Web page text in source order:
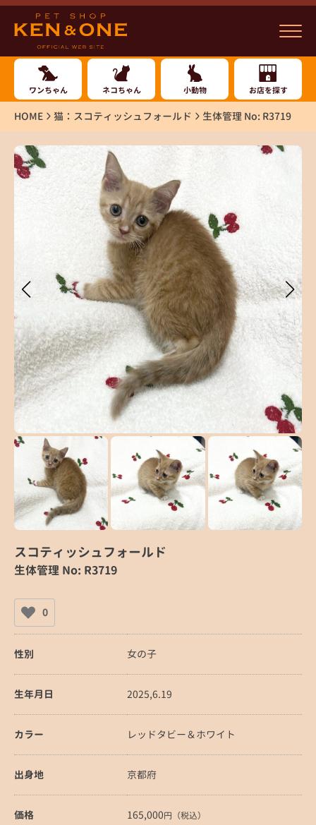
ワンちゃん ネコちゃん 小動物 お店を探す
HOME 猫：スコティッシュフォールド 生体管理 No: R3719
スコティッシュフォールド
生体管理 No: R3719
0
性別 女の子
生年月日 2025,6.19
カラー レッドタビー＆ホワイト
出身地 京都府
価格 165,000円（税込）